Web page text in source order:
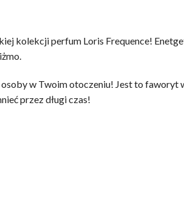
kolekcji perfum Loris Frequence!
w Twoim otoczeniu! Jest to
przez długi czas!